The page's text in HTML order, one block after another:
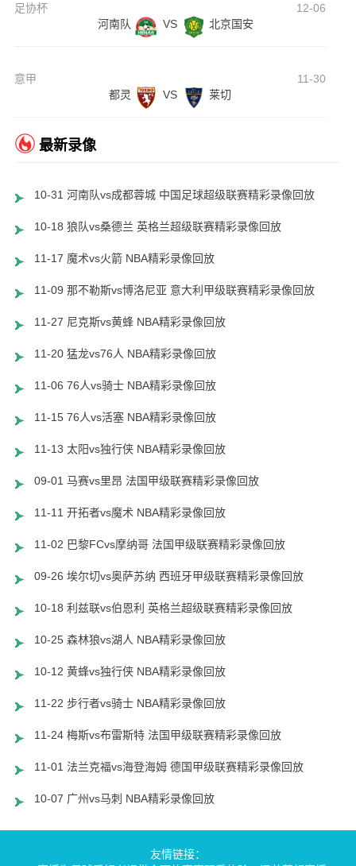
足协杯
12-06
河南队
VS 北京国安
意甲
11-30
都灵
VS 莱切
最新录像
10-31 河南队vs成都蓉城 中国足球超级联赛精彩录像回放
10-18 狼队vs桑德兰 英格兰超级联赛精彩录像回放
11-17 魔术vs火箭 NBA精彩录像回放
11-09 那不勒斯vs博洛尼亚 意大利甲级联赛精彩录像回放
11-27 尼克斯vs黄蜂 NBA精彩录像回放
11-20 猛龙vs76人 NBA精彩录像回放
11-06 76人vs骑士 NBA精彩录像回放
11-15 76人vs活塞 NBA精彩录像回放
11-13 太阳vs独行侠 NBA精彩录像回放
09-01 马赛vs里昂 法国甲级联赛精彩录像回放
11-11 开拓者vs魔术 NBA精彩录像回放
11-02 巴黎FCvs摩纳哥 法国甲级联赛精彩录像回放
09-26 埃尔切vs奥萨苏纳 西班牙甲级联赛精彩录像回放
10-18 利兹联vs伯恩利 英格兰超级联赛精彩录像回放
10-25 森林狼vs湖人 NBA精彩录像回放
10-12 黄蜂vs独行侠 NBA精彩录像回放
11-22 步行者vs骑士 NBA精彩录像回放
11-24 梅斯vs布雷斯特 法国甲级联赛精彩录像回放
11-01 法兰克福vs海登海姆 德国甲级联赛精彩录像回放
10-07 广州vs马刺 NBA精彩录像回放
友情链接：